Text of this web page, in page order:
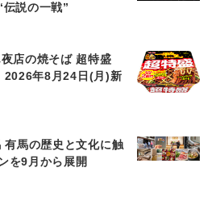
説の一戦”
夜店の焼そば 超特盛
2026年8月24日(月)新
有馬の歴史と文化に触
を9月から展開